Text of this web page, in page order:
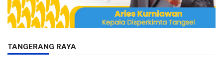
TANGERANG RAYA